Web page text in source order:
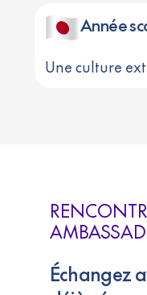
Année
Une culture
Échangez